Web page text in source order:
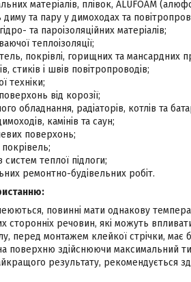
матеріалів, плівок, ALUFOAM
диму та пару у димоходах та
та пароізоляційних матеріалів;
теплоізоляції;
покрівлі, горищних та мансардних
стиків і швів повітропроводів;
техніки;
від корозії;
обладнання, радіаторів, котлів та
камінів та саун;
поверхонь;
систем теплої підлоги;
ремонтно-будівельних робіт.
повинні мати однакову
сторонніх речовин, які можуть впливати
перед монтажем клейкої стрічки,
поверхню здійснюючи максимальний
результату, рекомендується